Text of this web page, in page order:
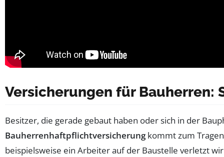
Versicherungen für Bauherren:
Besitzer, die gerade gebaut haben oder sich in der
Bauherrenhaftpflichtversicherungkommt zum
beispielsweise ein Arbeiter auf der Baustelle verletzt